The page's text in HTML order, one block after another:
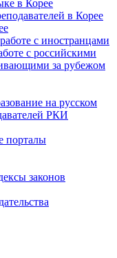
в Корее
в Корее
с иностранцами
с российскими
за рубежом
на русском
РКИ
порталы
законов